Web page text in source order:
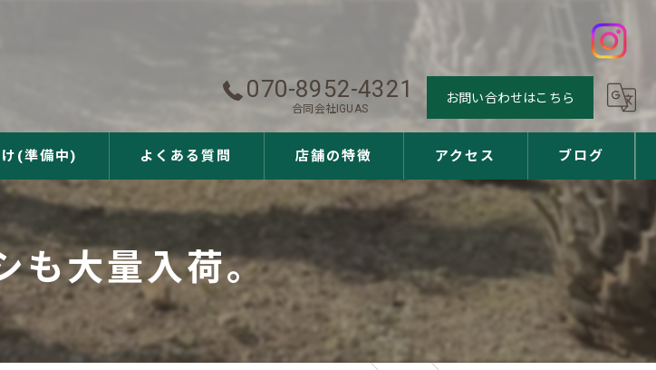
070-8952-4321
合同会社IGUAS
お問い合わせはこちら
(準備中) よくある質問 店舗の特徴
観葉植物
多肉植物
アガベ
ユッカ
アクセス ブログ
も大量入荷。